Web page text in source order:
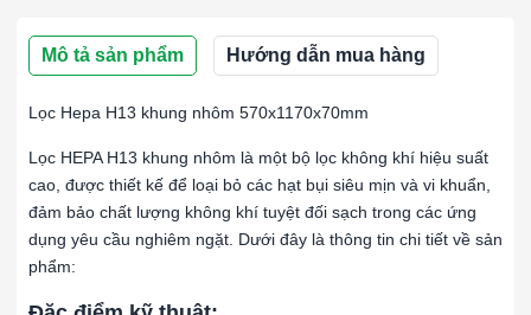
Mô tả sản phẩm Hướng dẫn mua hàng
Lọc Hepa H13 khung nhôm 570x1170x70mm
Lọc HEPA H13 khung nhôm là một bộ lọc không khí hiệu suất
cao, được thiết kế để loại bỏ các hạt bụi siêu mịn và vi khuẩn,
đảm bảo chất lượng không khí tuyệt đối sạch trong các ứng
dụng yêu cầu nghiêm ngặt. Dưới đây là thông tin chi tiết về sản
phẩm: